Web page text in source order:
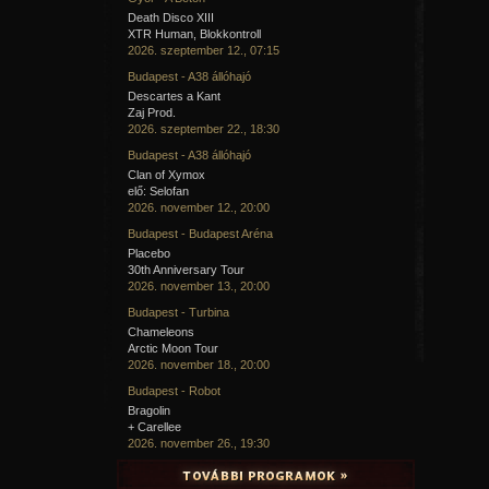
beléndekmagot szórtak a füstölőkbe. A fürdőzők
hanem erkölcsi gátlásaikat is levetkőzték, kicsapongó
változott a fürdő; ezeket számos XVI. századi
intettek belső alkalmazásától, az újkor kezdetén sok
visszataszító dolgot műveltek az „ördögi beléndekkel”.(2)
Death Disco XIII
XTR Human, Blokkontroll
2026. szeptember 12., 07:15
Budapest - A38 állóhajó
Descartes a Kant
Zaj Prod.
2026. szeptember 22., 18:30
Budapest - A38 állóhajó
Clan of Xymox
elő: Selofan
2026. november 12., 20:00
Budapest - Budapest Aréna
Placebo
30th Anniversary Tour
2026. november 13., 20:00
Budapest - Turbina
Chameleons
Arctic Moon Tour
2026. november 18., 20:00
Budapest - Robot
Bragolin
+ Carellee
2026. november 26., 19:30